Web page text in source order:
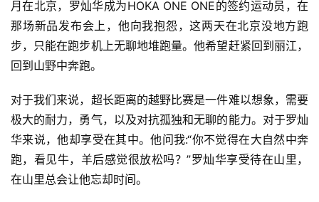
月在北京，罗灿华成为HOKA ONE ONE的签约运动员，在
那场新品发布会上，他向我抱怨，这两天在北京没地方跑
步，只能在跑步机上无聊地堆跑量。他希望赶紧回到丽江，
回到山野中奔跑。
对于我们来说，超长距离的越野比赛是一件难以想象，需要
极大的耐力，勇气，以及对抗孤独和无聊的能力。对于罗灿
华来说，他却享受在其中。他问我:“你不觉得在大自然中奔
跑，看见牛，羊后感觉很放松吗？”罗灿华享受待在山里，
在山里总会让他忘却时间。